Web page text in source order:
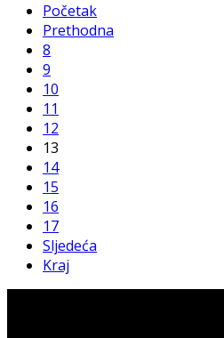
Početak
Prethodna
8
9
10
11
12
13
14
15
16
17
Sljedeća
Kraj